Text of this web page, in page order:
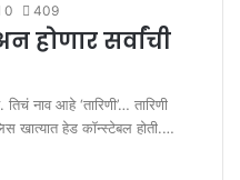
0 409
होणार सर्वांची
नाव आहे ‘तारिणी’… तारिणी
खात्यात हेड कॉन्स्टेबल होती.…